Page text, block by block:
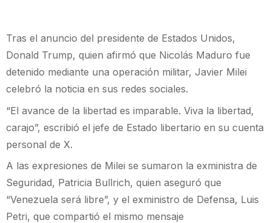
Tras el anuncio del presidente de Estados Unidos,
Donald Trump, quien afirmó que Nicolás Maduro fue
detenido mediante una operación militar, Javier Milei
celebró la noticia en sus redes sociales.
“El avance de la libertad es imparable. Viva la libertad,
carajo”, escribió el jefe de Estado libertario en su cuenta
personal de X.
A las expresiones de Milei se sumaron la exministra de
Seguridad, Patricia Bullrich, quien aseguró que
“Venezuela será libre”, y el exministro de Defensa, Luis
Petri, que compartió el mismo mensaje